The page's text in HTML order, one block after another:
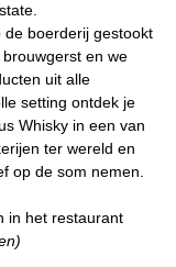
de boerderij gestookt
en we
uit alle
setting ontdek je
Whisky in een van
ter wereld en
op de som nemen.
in het restaurant